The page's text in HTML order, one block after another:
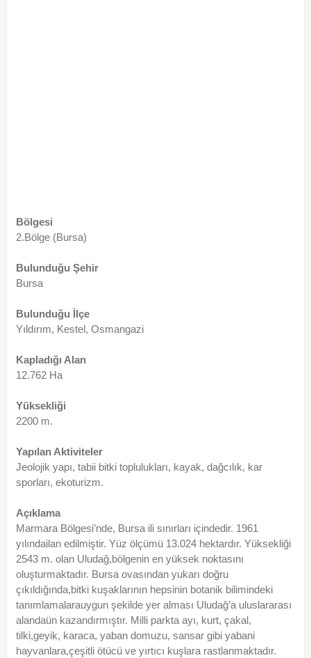
Bölgesi
2.Bölge (Bursa)
Bulunduğu Şehir
Bursa
Bulunduğu İlçe
Yıldırım, Kestel, Osmangazi
Kapladığı Alan
12.762 Ha
Yüksekliği
2200 m.
Yapılan Aktiviteler
Jeolojik yapı, tabii bitki toplulukları, kayak, dağcılık, kar
sporları, ekoturizm.
Açıklama
Marmara Bölgesi’nde, Bursa ili sınırları içindedir. 1961
yılındailan edilmiştir. Yüz ölçümü 13.024 hektardır. Yüksekliği
2543 m. olan Uludağ,bölgenin en yüksek noktasını
oluşturmaktadır. Bursa ovasından yukarı doğru
çıkıldığında,bitki kuşaklarının hepsinin botanik bilimindeki
tanımlamalarauygun şekilde yer alması Uludağ’a uluslararası
alandaün kazandırmıştır. Milli parkta ayı, kurt, çakal,
tilki,geyik, karaca, yaban domuzu, sansar gibi yabani
hayvanlara,çeşitli ötücü ve yırtıcı kuşlara rastlanmaktadır.